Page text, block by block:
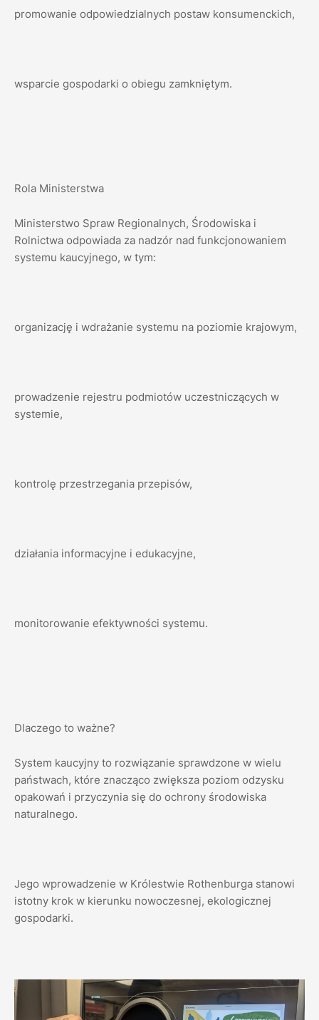
promowanie odpowiedzialnych postaw konsumenckich,
wsparcie gospodarki o obiegu zamkniętym.
Rola Ministerstwa
Ministerstwo Spraw Regionalnych, Środowiska i
Rolnictwa odpowiada za nadzór nad funkcjonowaniem
systemu kaucyjnego, w tym:
organizację i wdrażanie systemu na poziomie krajowym,
prowadzenie rejestru podmiotów uczestniczących w
systemie,
kontrolę przestrzegania przepisów,
działania informacyjne i edukacyjne,
monitorowanie efektywności systemu.
Dlaczego to ważne?
System kaucyjny to rozwiązanie sprawdzone w wielu
państwach, które znacząco zwiększa poziom odzysku
opakowań i przyczynia się do ochrony środowiska
naturalnego.
Jego wprowadzenie w Królestwie Rothenburga stanowi
istotny krok w kierunku nowoczesnej, ekologicznej
gospodarki.